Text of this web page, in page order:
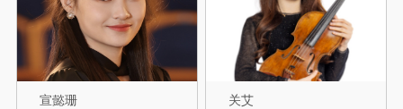
宣懿珊 关艾